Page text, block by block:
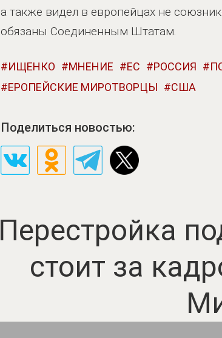
а также видел в европейцах не
обязаны Соединенным Штатам.
ИЩЕНКО МНЕНИЕ ЕС РОССИЯ
ЕРОПЕЙСКИЕ МИРОТВОРЦЫ
США
Поделиться новостью:
Перестройка
стоит за